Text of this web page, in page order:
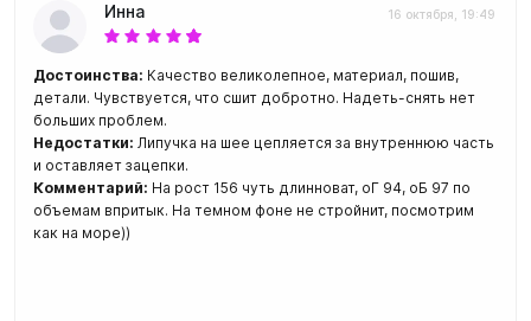
Инна 16 октября, 19:49
Достоинства: Качество великолепное, материал, пошив,
детали. Чувствуется, что сшит добротно. Надеть-снять нет
больших проблем.
Недостатки: Липучка на шее цепляется за внутреннюю часть
и оставляет зацепки.
Комментарий: На рост 156 чуть длинноват, оГ 94, оБ 97 по
объемам впритык. На темном фоне не стройнит, посмотрим
как на море))